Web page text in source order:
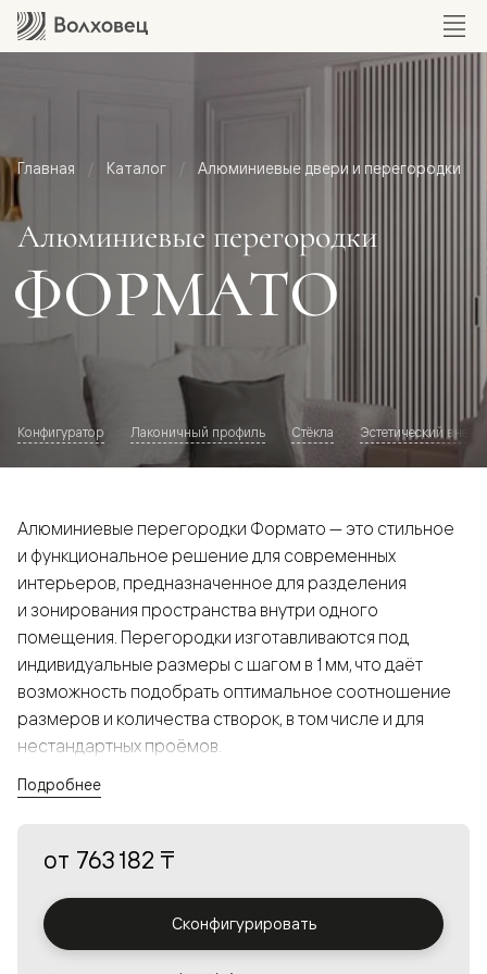
Главная Каталог Алюминиевые двери и перегородки
Алюминиевые перегородки
ФОРМАТО
Конфигуратор Лаконичный профиль Стёкла Эстетический
Алюминиевые перегородки Формато — это стильное
и функциональное решение для современных
интерьеров, предназначенное для разделения
и зонирования пространства внутри одного
помещения. Перегородки изготавливаются под
индивидуальные размеры с шагом в 1 мм, что даёт
возможность подобрать оптимальное соотношение
размеров и количества створок, в том числе и для
нестандартных проёмов.
а большой выбор вставок из стекла с различными
решения в интерьере и варьировать освещённость.
Подробнее
от 763 182 ₸
Сконфигурировать